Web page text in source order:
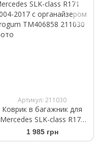
Артикул: 211030
Коврик в багажник для
Mercedes SLK-class R171
2004-2017 с органайзером
Frogum TM406858
1 985 грн